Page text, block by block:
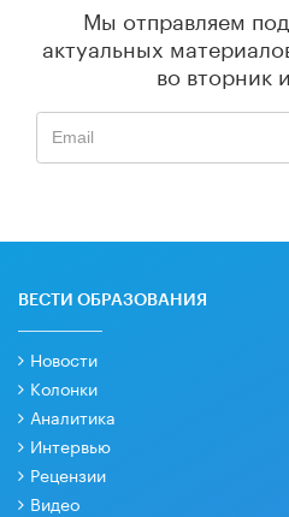
Мы отправляем
актуальных
во вторник
ВЕСТИ ОБРАЗОВАНИЯ
Новости
Колонки
Аналитика
Интервью
Рецензии
Видео